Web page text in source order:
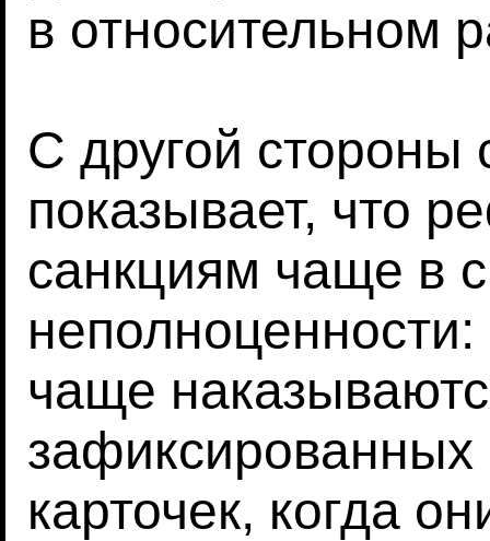
в относительном
С другой стороны
показывает, что
санкциям чаще в
неполноценности:
чаще
карточек, когда